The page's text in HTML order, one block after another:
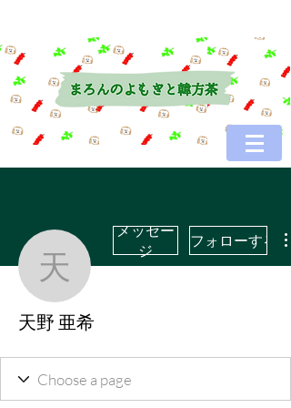
天野 亜希
メッセー
ジ
フォローする
天野 亜希